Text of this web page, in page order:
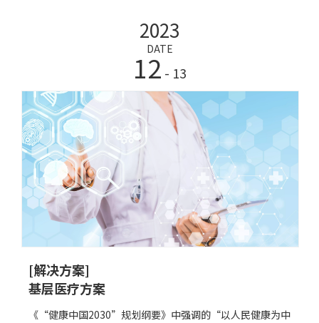
生体质健康得到改善的同时，也存在着一些不容忽视的问
题。如:青少年耐力、速度、爆发力、力量素质呈下降趋势，
国家在大力推行健康管理行业人才教育缺口的培养。健康管
2023
DATE
12 - 13
[解决方案]
基层医疗方案
《“健康中国2030”规划纲要》中强调的“以人民健康为中